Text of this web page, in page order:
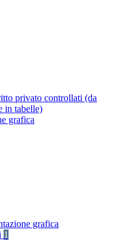
privato controllati (da
in tabelle)
grafica
grafica
1